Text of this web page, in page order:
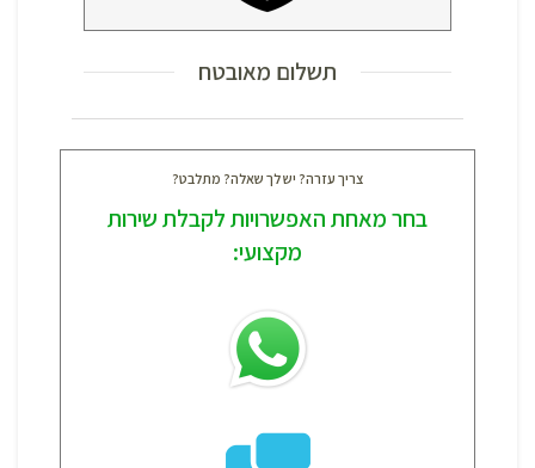
תשלום מאובטח
צריך עזרה? יש לך שאלה? מתלבט?
בחר מאחת האפשרויות לקבלת שירות
מקצועי: